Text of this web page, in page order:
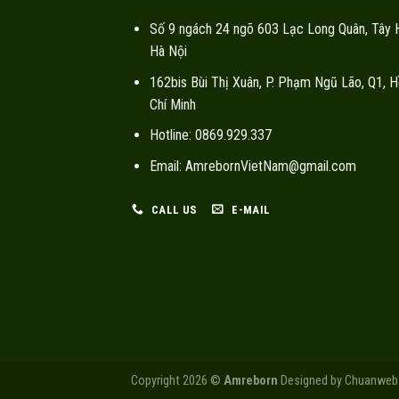
Số 9 ngách 24 ngõ 603 Lạc Long Quân, Tây
Hà Nội
162bis Bùi Thị Xuân, P. Phạm Ngũ Lão, Q1,
Chí Minh
Hotline: 0869.929.337
Email: AmrebornVietNam@gmail.com
CALL US E-MAIL
Copyright 2026 © Amreborn Designed by